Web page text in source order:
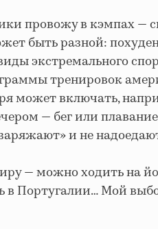
провожу в кэмпах —
быть разной:
экстремального
тренировок
может включать,
— бег или
и не
— можно ходить на
в Португалии… Мой